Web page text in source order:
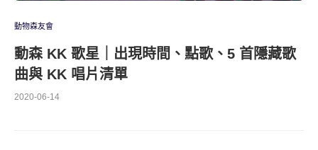
動物森友會
動森 KK 歌星｜出現時間、點歌、5 首隱藏歌
曲與 KK 唱片清單
2020-06-14